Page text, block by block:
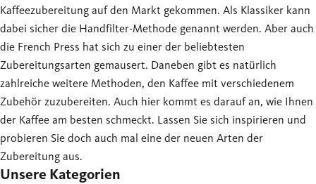
Kaffeezubereitung auf den Markt gekommen. Als Klassiker kann
dabei sicher die Handfilter-Methode genannt werden. Aber auch
die French Press hat sich zu einer der beliebtesten
Zubereitungsarten gemausert. Daneben gibt es natürlich
zahlreiche weitere Methoden, den Kaffee mit verschiedenem
Zubehör zuzubereiten. Auch hier kommt es darauf an, wie Ihnen
der Kaffee am besten schmeckt. Lassen Sie sich inspirieren und
probieren Sie doch auch mal eine der neuen Arten der
Zubereitung aus.
Unsere Kategorien